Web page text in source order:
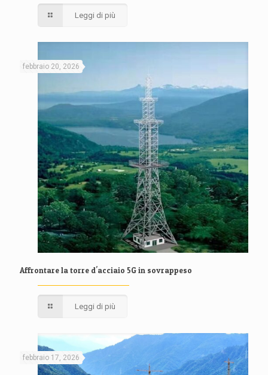
Leggi di più
febbraio 20, 2026
Affrontare la torre d'acciaio 5G in sovrappeso
Leggi di più
febbraio 17, 2026